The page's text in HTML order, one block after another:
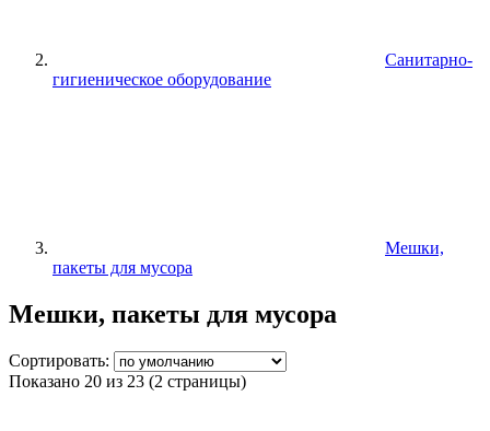
Санитарно-
гигиеническое оборудование
Мешки,
пакеты для мусора
Мешки, пакеты для мусора
Сортировать:
Показано 20 из 23 (2 страницы)